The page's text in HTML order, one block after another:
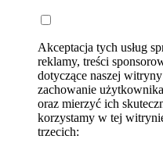
Akceptacja tych usług
reklamy, treści
dotyczące naszej
zachowanie
oraz mierzyć ich
korzystamy w tej
trzecich: